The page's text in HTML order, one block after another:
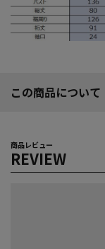
この商品について
商品レビュー
REVIEW